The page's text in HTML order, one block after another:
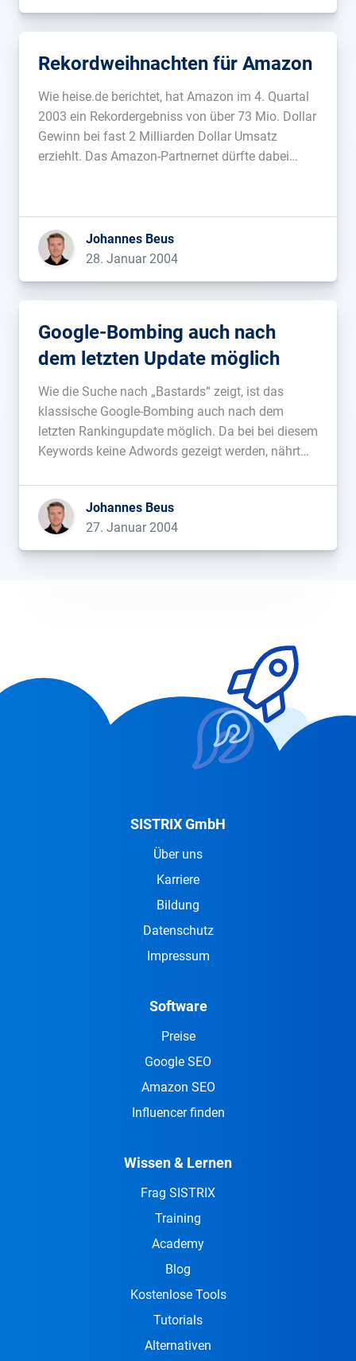
Rekordweihnachten für Amazon
Wie heise.de berichtet, hat Amazon im 4. Quartal
2003 ein Rekordergebniss von über 73 Mio. Dollar
Gewinn bei fast 2 Milliarden Dollar Umsatz
erziehlt. Das Amazon-Partnernet dürfte dabei
Johannes Beus
28. Januar 2004
Google-Bombing auch nach
dem letzten Update möglich
Wie die Suche nach „Bastards“ zeigt, ist das
klassische Google-Bombing auch nach dem
letzten Rankingupdate möglich. Da bei bei diesem
Keywords keine Adwords gezeigt werden, nährt
nach Höhe der Adwords-Gebote ein- oder
ausschaltet....Johannes Beus
27. Januar 2004
SISTRIX GmbH
Über uns
Karriere
Bildung
Datenschutz
Impressum
Software
Preise
Google SEO
Amazon SEO
Influencer finden
Wissen & Lernen
Frag SISTRIX
Training
Academy
Blog
Kostenlose Tools
Tutorials
Alternativen